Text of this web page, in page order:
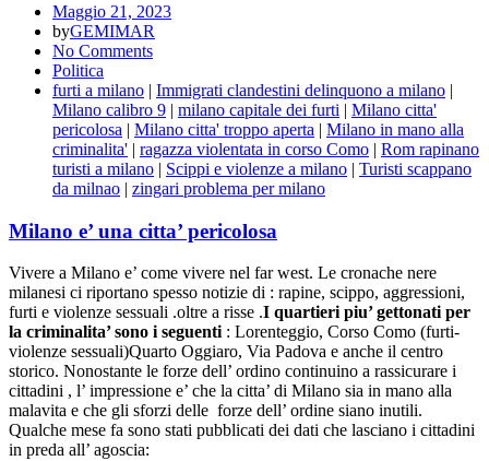
Maggio 21, 2023
byGEMIMAR
No Comments
Politica
furti a milano | Immigrati clandestini delinquono a milano |
Milano calibro 9 | milano capitale dei furti | Milano citta'
pericolosa | Milano citta' troppo aperta | Milano in mano alla
criminalita' | ragazza violentata in corso Como | Rom rapinano
turisti a milano | Scippi e violenze a milano | Turisti scappano
da milnao | zingari problema per milano
Milano e’ una citta’ pericolosa
Vivere a Milano e’ come vivere nel far west. Le cronache nere
milanesi ci riportano spesso notizie di : rapine, scippo, aggressioni,
furti e violenze sessuali .oltre a risse .I quartieri piu’ gettonati per
la criminalita’ sono i seguenti : Lorenteggio, Corso Como (furti-
violenze sessuali)Quarto Oggiaro, Via Padova e anche il centro
storico. Nonostante le forze dell’ ordino continuino a rassicurare i
cittadini , l’ impressione e’ che la citta’ di Milano sia in mano alla
malavita e che gli sforzi delle forze dell’ ordine siano inutili.
Qualche mese fa sono stati pubblicati dei dati che lasciano i cittadini
in preda all’ agoscia: